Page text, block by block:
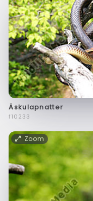
Äskulapnatter
f10233
Zoom